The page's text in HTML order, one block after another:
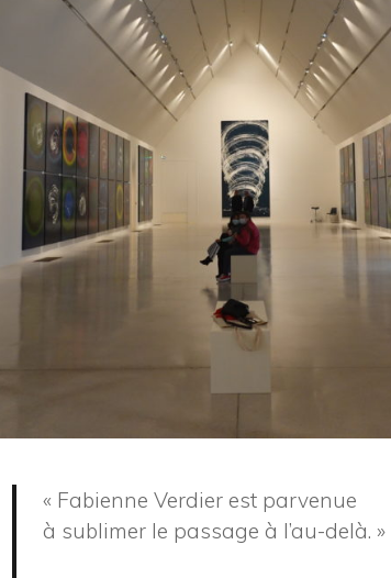
« Fabienne Verdier est parvenue
à sublimer le passage à l’au-delà. »